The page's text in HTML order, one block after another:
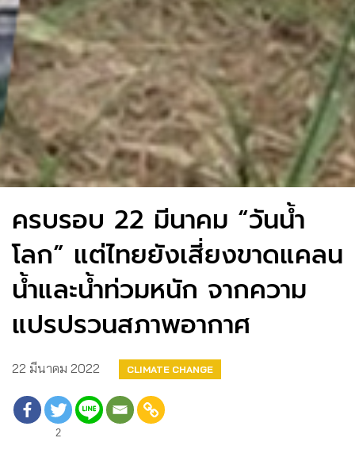
ครบรอบ 22 มีนาคม “วันน้ำ
โลก” แต่ไทยยังเสี่ยงขาดแคลน
น้ำและน้ำท่วมหนัก จากความ
แปรปรวนสภาพอากาศ
22 มีนาคม 2022 CLIMATE CHANGE
2